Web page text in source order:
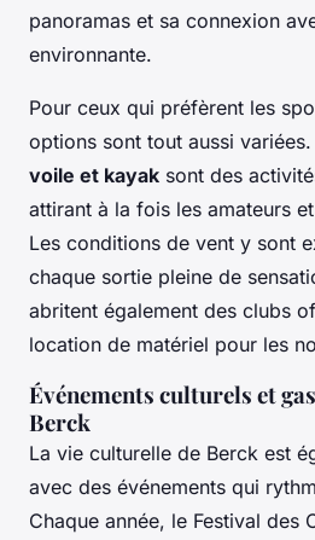
panoramas et sa connexion
environnante.
Pour ceux qui préfèrent les
options sont tout aussi variées.
voile et kayak sont des
attirant à la fois les amateurs
Les conditions de vent y sont
chaque sortie pleine de
abritent également des clubs
location de matériel pour les
Événements culturels et
Berck
La vie culturelle de Berck est
avec des événements qui
Chaque année, le Festival des